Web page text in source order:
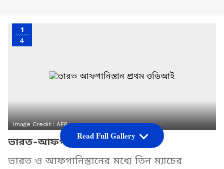
1
4
Image Credit : AFP
ভারত-আফগানিস্তান প্রথম ওডিআই
ভারত ও আফগানিস্তানের মধ্যে তিন ম্যাচের
Read Full Gallery